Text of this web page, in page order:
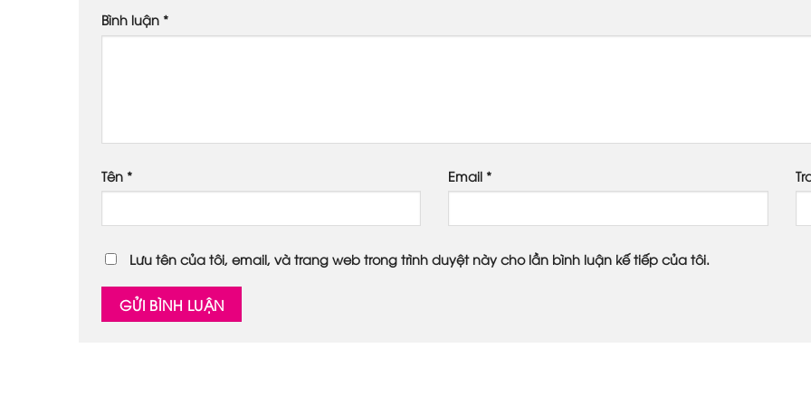
Bình luận *
Tên * Email *
Lưu tên của tôi, email, và trang web trong trình duyệt này cho lần bình luận kế tiếp của tôi.